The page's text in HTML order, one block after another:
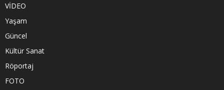
VİDEO
Yaşam
Güncel
Kültür Sanat
Röportaj
FOTO